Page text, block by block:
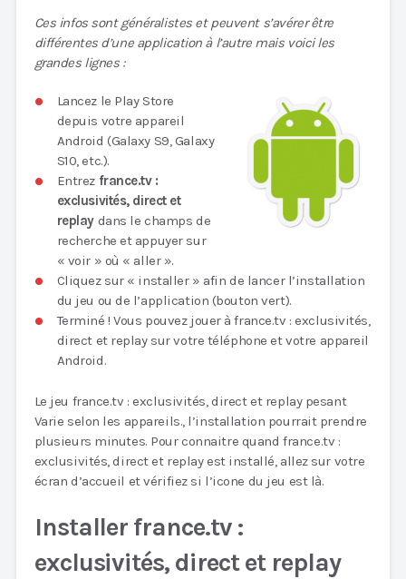
Ces infos sont généralistes et peuvent s’avérer être
différentes d’une application à l’autre mais voici les
grandes lignes :
Lancez le Play Store
depuis votre appareil
Android (Galaxy S9, Galaxy
S10, etc.).
Entrez france.tv :
exclusivités, direct et
replaydans le champs de
recherche et appuyer sur
« voir » où « aller ».
Cliquez sur « installer » afin de lancer l’installation
du jeu ou de l’application (bouton vert).
Terminé ! Vous pouvez jouer à france.tv : exclusivités,
direct et replay sur votre téléphone et votre appareil
Android.
Le jeu france.tv : exclusivités, direct et replay pesant
Varie selon les appareils., l’installation pourrait prendre
plusieurs minutes. Pour connaitre quand france.tv :
exclusivités, direct et replay est installé, allez sur votre
écran d’accueil et vérifiez si l’icone du jeu est là.
Installer france.tv :
exclusivités, direct et replay